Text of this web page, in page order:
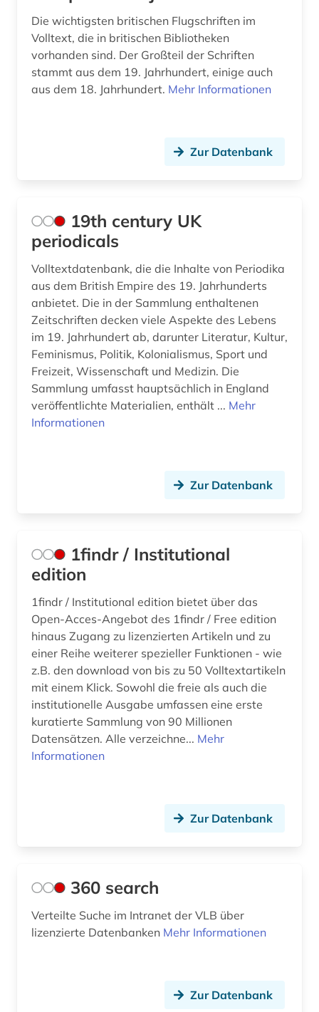
asienforschung (2)
asienkunde (1)
astronomie (1)
atmosphäre (1)
audiodatei (2)
audiothek (1)
audiovisuelle medien (5)
audiovisuelles material (2)
aufklärung (2)
aufsatz (2)
auktionspreis (1)
ausfalleffekt (1)
ausland (3)
auslandsaufenthalt (1)
ausleihe (1)
ausschreibung (2)
ausweisung (1)
autograf (1)
Die wichtigsten britischen Flugschriften im
Volltext, die in britischen Bibliotheken
vorhanden sind. Der Großteil der Schriften
stammt aus dem 19. Jahrhundert, einige auch
aus dem 18. Jahrhundert. Mehr Informationen
Zur Datenbank
19th century UK
periodicals
Volltextdatenbank, die die Inhalte von Periodika
aus dem British Empire des 19. Jahrhunderts
anbietet. Die in der Sammlung enthaltenen
Zeitschriften decken viele Aspekte des Lebens
im 19. Jahrhundert ab, darunter Literatur, Kultur,
Feminismus, Politik, Kolonialismus, Sport und
Freizeit, Wissenschaft und Medizin. Die
Sammlung umfasst hauptsächlich in England
veröffentlichte Materialien, enthält ... Mehr
Informationen
Zur Datenbank
1findr / Institutional
edition
1findr / Institutional edition bietet über das
Open-Acces-Angebot des 1findr / Free edition
hinaus Zugang zu lizenzierten Artikeln und zu
einer Reihe weiterer spezieller Funktionen - wie
z.B. den download von bis zu 50 Volltextartikeln
mit einem Klick. Sowohl die freie als auch die
institutionelle Ausgabe umfassen eine erste
kuratierte Sammlung von 90 Millionen
Datensätzen. Alle verzeichne... Mehr
Informationen
Zur Datenbank
360 search
Verteilte Suche im Intranet der VLB über
lizenzierte Datenbanken Mehr Informationen
Zur Datenbank